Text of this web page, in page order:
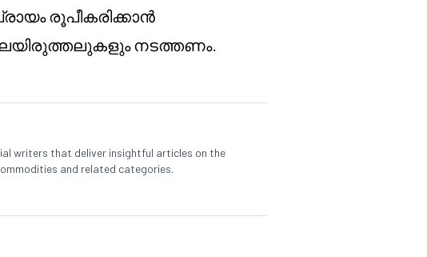
രൂപീകരിക്കാൻ
നടത്തണം.
writers that deliver insightful articles on the
and related categories.